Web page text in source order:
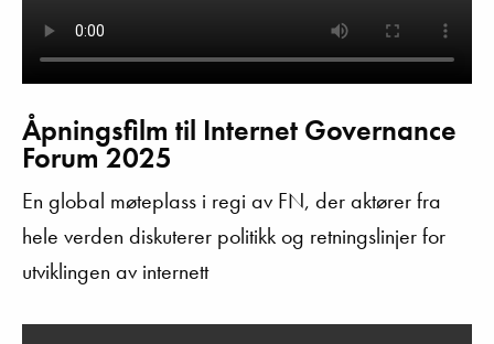
Åpningsfilm til Internet Governance
Forum 2025
En global møteplass i regi av FN, der aktører fra
hele verden diskuterer politikk og retningslinjer for
utviklingen av internett